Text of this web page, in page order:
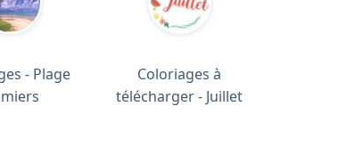
- Plage
Coloriages à
télécharger - Juillet